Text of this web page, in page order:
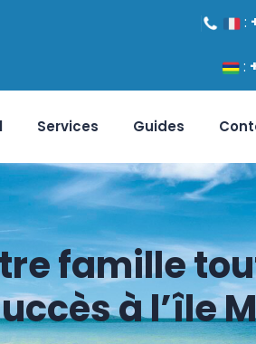
:
:
Services Guides
famille
à l’île